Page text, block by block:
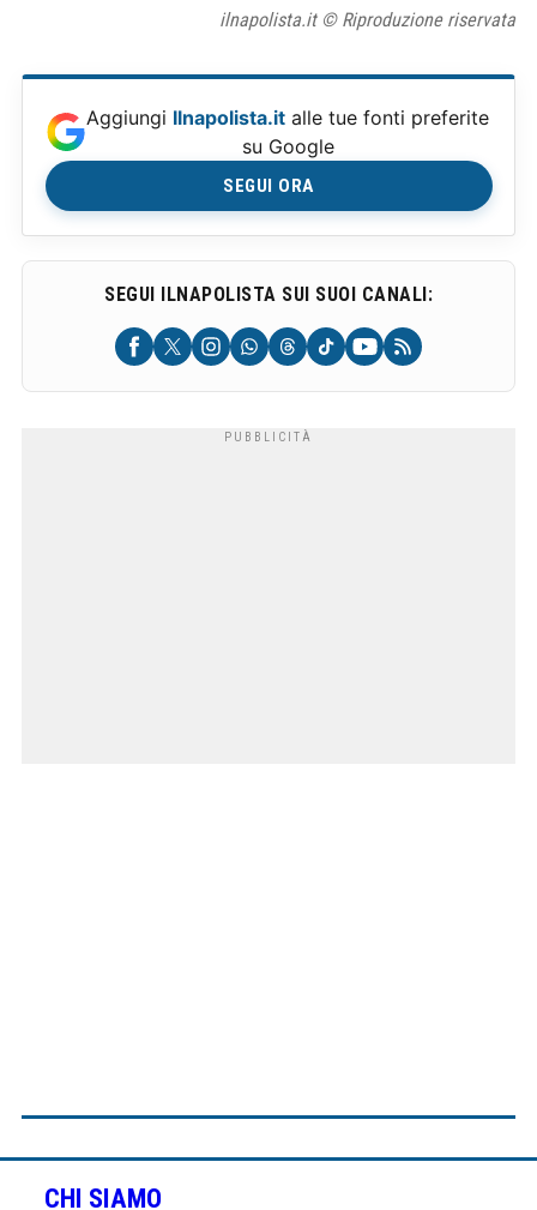
ilnapolista.it © Riproduzione riservata
Aggiungi Ilnapolista.it alle tue fonti preferite
su Google
SEGUI ORA
SEGUI ILNAPOLISTA SUI SUOI CANALI:
CHI SIAMO